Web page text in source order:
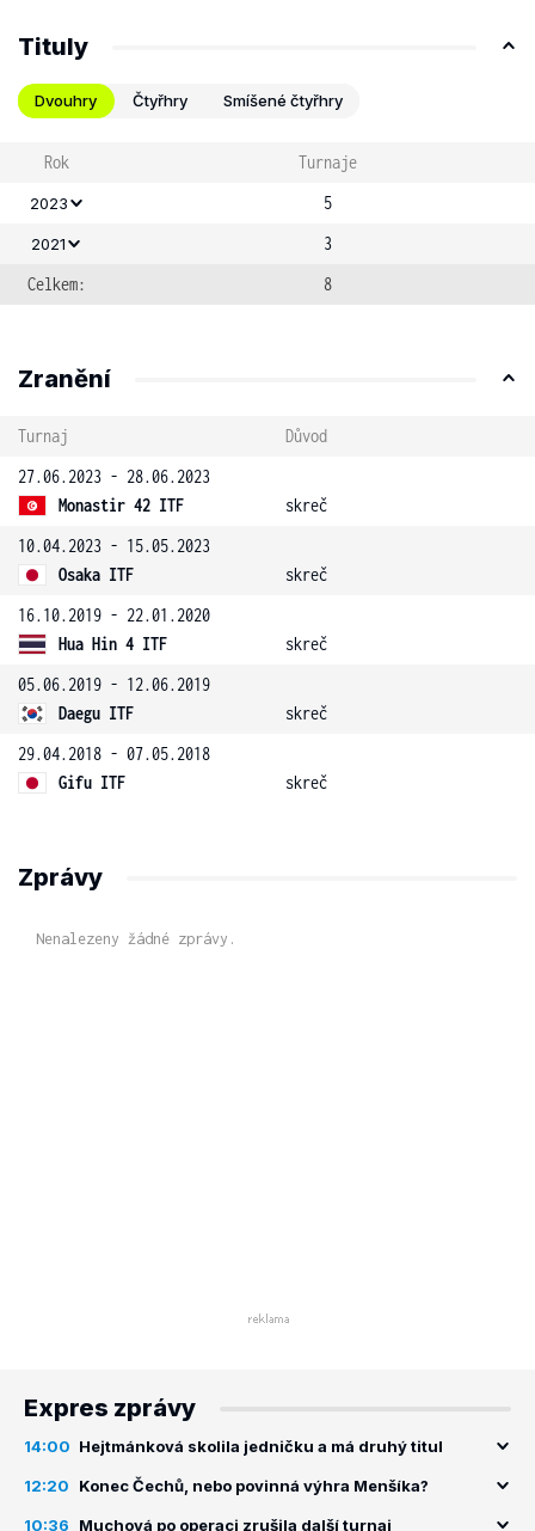
Tituly
Dvouhry Čtyřhry Smíšené čtyřhry
Rok Turnaje
2023 5
2021
3
Celkem:
8
Zranění
Turnaj
Důvod
27.06.2023 - 28.06.2023
Monastir 42 ITF
skreč
10.04.2023 - 15.05.2023
Osaka ITF
skreč
16.10.2019 - 22.01.2020
Hua Hin 4 ITF
skreč
05.06.2019 - 12.06.2019
Daegu ITF
skreč
29.04.2018 - 07.05.2018
Gifu ITF
skreč
Zprávy
Nenalezeny žádné zprávy.
Expres zprávy
14:00 Hejtmánková skolila jedničku a má druhý titul
12:20 Konec Čechů, nebo povinná výhra Menšíka?
10:36 Muchová po operaci zrušila další turnaj